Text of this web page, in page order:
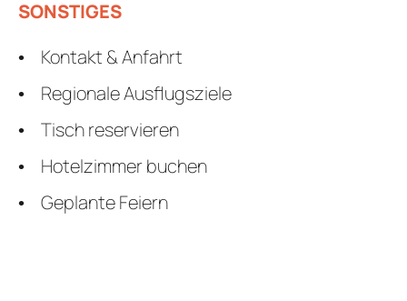
SONSTIGES
Kontakt & Anfahrt
Regionale Ausflugsziele
Tisch reservieren
Hotelzimmer buchen
Geplante Feiern